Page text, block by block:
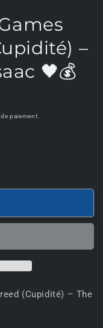
–
🖤💰
paiement.
(Cupidité) – The